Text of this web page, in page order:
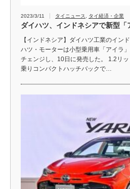
2023/3/11 タイニュース タイ経済・企業
ダイハツ、インドネシアで新型「
【インドネシア】ダイハツ工業のイン
ハツ・モーターは小型乗用車「アイラ
チェンジし、10日に発売した。 1.2リ
乗りコンパクトハッチバックで…